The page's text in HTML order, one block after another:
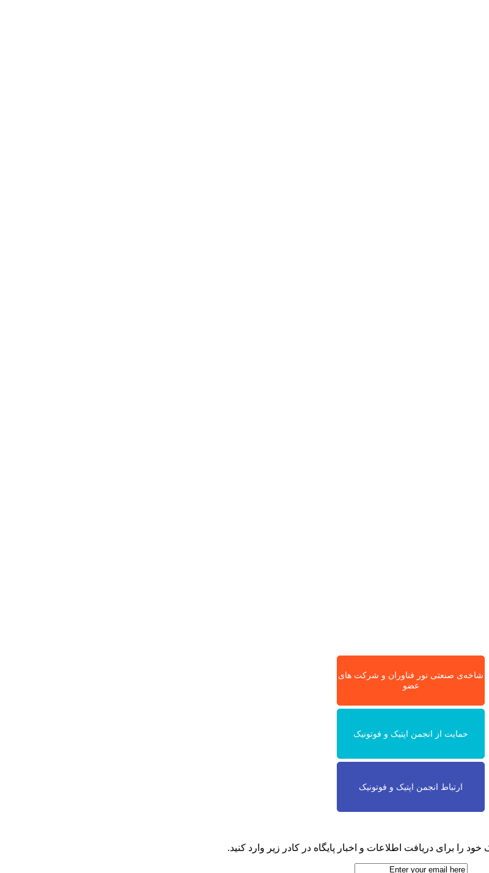
شاخه‌ی صنعتی نور فناوران و شرکت های
عضو
حمایت از انجمن اپتیک و فوتونیک
ارتباط انجمن اپتیک و فوتونیک
را برای دریافت اطلاعات و اخبار پایگاه در کادر زیر وارد کنید.